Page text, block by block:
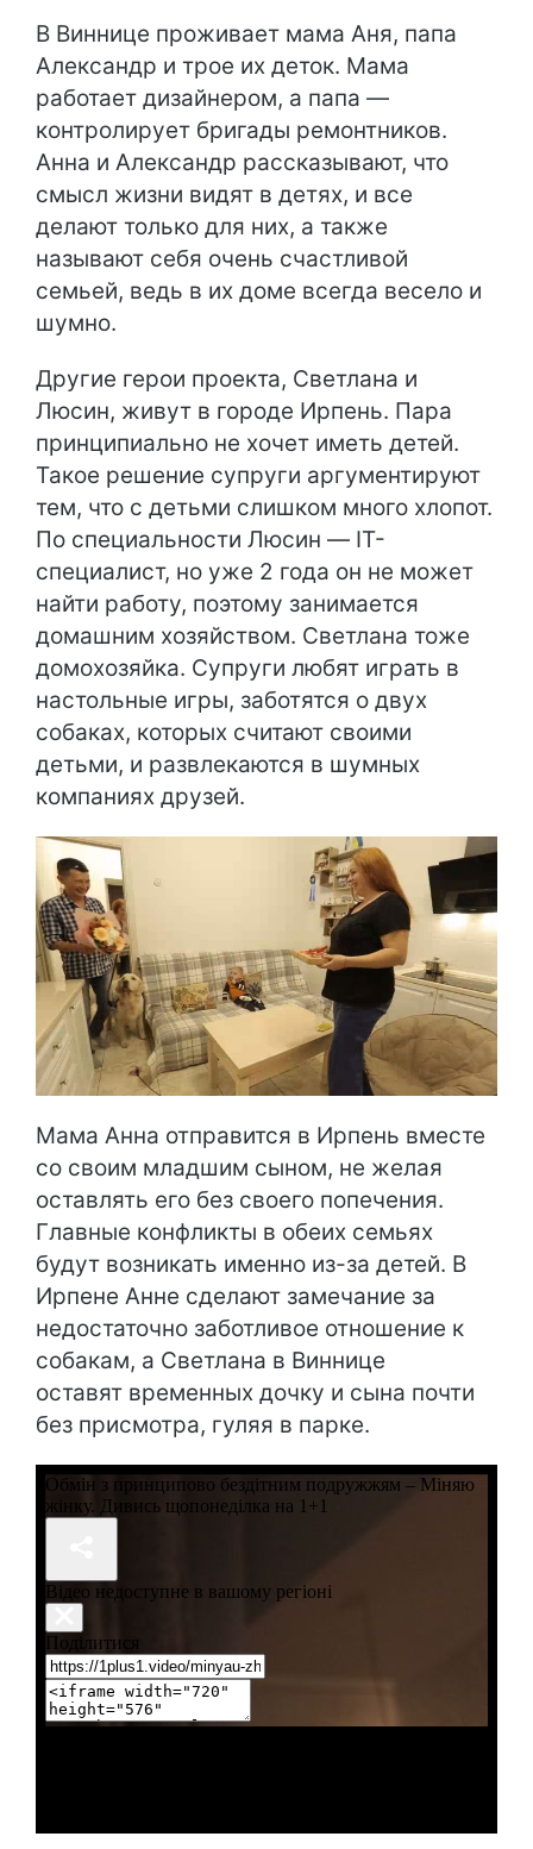
В Виннице проживает мама Аня, папа
Александр и трое их деток. Мама
работает дизайнером, а папа —
контролирует бригады ремонтников.
Анна и Александр рассказывают, что
смысл жизни видят в детях, и все
делают только для них, а также
называют себя очень счастливой
семьей, ведь в их доме всегда весело и
шумно.
Другие герои проекта, Светлана и
Люсин, живут в городе Ирпень. Пара
принципиально не хочет иметь детей.
Такое решение супруги аргументируют
тем, что с детьми слишком много хлопот.
По специальности Люсин — IT-
специалист, но уже 2 года он не может
найти работу, поэтому занимается
домашним хозяйством. Светлана тоже
домохозяйка. Супруги любят играть в
настольные игры, заботятся о двух
собаках, которых считают своими
детьми, и развлекаются в шумных
компаниях друзей.
Мама Анна отправится в Ирпень вместе
со своим младшим сыном, не желая
оставлять его без своего попечения.
Главные конфликты в обеих семьях
будут возникать именно из-за детей. В
Ирпене Анне сделают замечание за
недостаточно заботливое отношение к
собакам, а Светлана в Виннице
оставят временных дочку и сына почти
без присмотра, гуляя в парке.